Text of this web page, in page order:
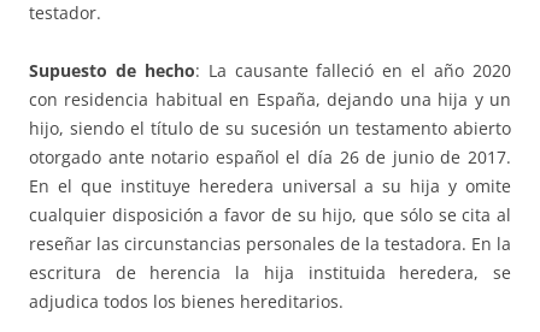
testador.
Supuesto de hecho: La causante falleció en el año 2020
con residencia habitual en España, dejando una hija y un
hijo, siendo el título de su sucesión un testamento abierto
otorgado ante notario español el día 26 de junio de 2017.
En el que instituye heredera universal a su hija y omite
cualquier disposición a favor de su hijo, que sólo se cita al
reseñar las circunstancias personales de la testadora. En la
escritura de herencia la hija instituida heredera, se
adjudica todos los bienes hereditarios.